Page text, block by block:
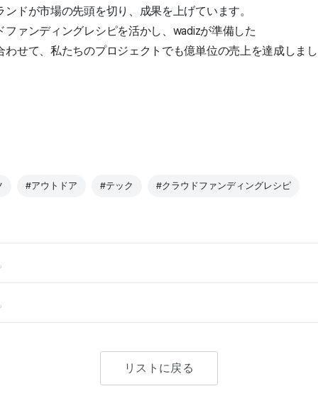
ドが市場の先頭を切り、成果を上げています。
ファンディングレシピを活かし、wadizが準備した
わせて、私たちのプロジェクトでも億単位の売上を達成しま
#アウトドア #テック #クラウドファンディングレシピ
リストに戻る